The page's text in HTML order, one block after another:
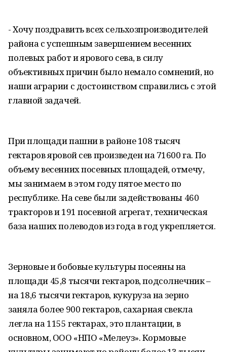
- Хочу поздравить всех сельхозпроизводителей
района с успешным завершением весенних
полевых работ и ярового сева, в силу
объективных причин было немало сомнений, но
наши аграрии с достоинством справились с этой
главной задачей.
При площади пашни в районе 108 тысяч
гектаров яровой сев произведен на 71600 га. По
объему весенних посевных площадей, отмечу,
мы занимаем в этом году пятое место по
республике. На севе были задействованы 460
тракторов и 191 посевной агрегат, техническая
база наших полеводов из года в год укрепляется.
Зерновые и бобовые культуры посеяны на
площади 45,8 тысячи гектаров, подсолнечник –
на 18,6 тысячи гектаров, кукуруза на зерно
заняла более 900 гектаров, сахарная свекла
легла на 1155 гектарах, это плантации, в
основном, ООО «НПО «Мелеуз». Кормовые